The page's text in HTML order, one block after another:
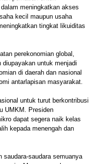
meningkatkan akses
kecil maupun usaha
tingkat likuiditas
perekonomian global,
untuk menjadi
di daerah dan nasional
antarlapisan masyarakat.
untuk turut berkontribusi
UMKM. Presiden
dapat segera naik kelas
kepada menengah dan
saudara-saudara semuanya